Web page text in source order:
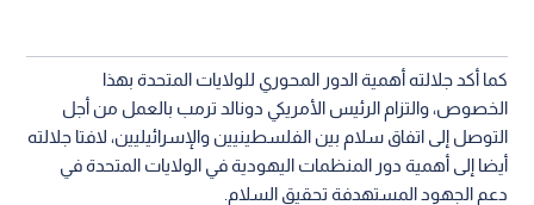
كما أكد جلالته أهمية الدور المحوري للولايات المتحدة بهذا
الخصوص، والتزام الرئيس الأمريكي دونالد ترمب بالعمل من أجل
التوصل إلى اتفاق سلام بين الفلسطينيين والإسرائيليين، لافتا جلالته
أيضا إلى أهمية دور المنظمات اليهودية في الولايات المتحدة في
دعم الجهود المستهدفة تحقيق السلام.